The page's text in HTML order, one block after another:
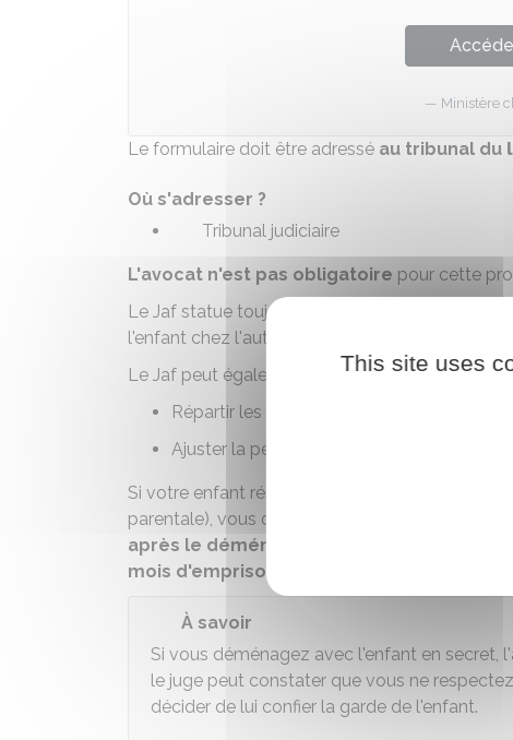
Ministère
Le formulaire doit être adressé au tribunal du
Où s'adresser ?
Tribunal judiciaire
L'avocat n'est pas obligatoire pour cette
Le Jaf statue toujours selon
l'enfant chez l'autre parent.
Le Jaf peut également revoir les charges
Répartir les frais de déplacement
Ajuster la pension alimentaire
Si votre enfant réside chez vous en vertu d'un
parentale), vous devez informer l'autre parent
après le déménagement
. Si vous ne le
mois d'emprisonnement et d'une amende
À savoir
Si vous déménagez avec l'enfant en secret,
le juge peut constater que vous ne
décider de lui confier la garde de l'enfant.
This site uses